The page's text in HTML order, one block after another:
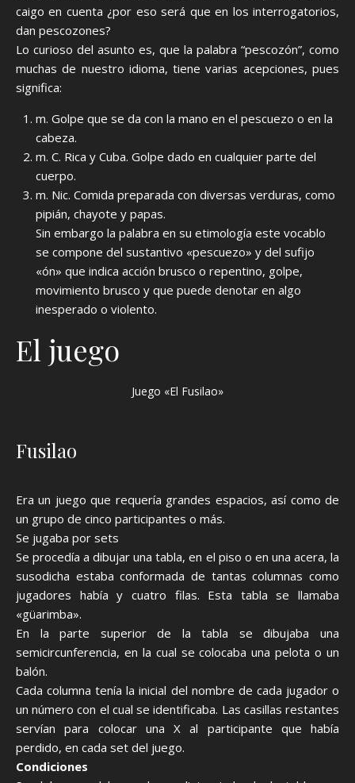
caigo en cuenta ¿por eso será que en los interrogatorios,
dan pescozones?
Lo curioso del asunto es, que la palabra “pescozón”, como
muchas de nuestro idioma, tiene varias acepciones, pues
significa:
m. Golpe que se da con la mano en el pescuezo o en la
cabeza.
m. C. Rica y Cuba. Golpe dado en cualquier parte del
cuerpo.
m. Nic. Comida preparada con diversas verduras, como
pipián, chayote y papas.
Sin embargo la palabra en su etimología este vocablo
se compone del sustantivo «pescuezo» y del sufijo
«ón» que indica acción brusco o repentino, golpe,
movimiento brusco y que puede denotar en algo
inesperado o violento.
El juego
Juego «El Fusilao»
Fusilao
Era un juego que requería grandes espacios, así como de
un grupo de cinco participantes o más.
Se jugaba por sets
Se procedía a dibujar una tabla, en el piso o en una acera, la
susodicha estaba conformada de tantas columnas como
jugadores había y cuatro filas. Esta tabla se llamaba
«güarimba».
En la parte superior de la tabla se dibujaba una
semicircunferencia, en la cual se colocaba una pelota o un
balón.
Cada columna tenía la inicial del nombre de cada jugador o
un número con el cual se identificaba. Las casillas restantes
servían para colocar una X al participante que había
perdido, en cada set del juego.
Condiciones